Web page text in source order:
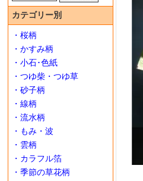
カテゴリー別
・桜柄
・かすみ柄
・小石･色紙
・つゆ柴・つゆ草
・砂子柄
・線柄
・流水柄
・もみ・波
・雲柄
・カラフル箔
・季節の草花柄